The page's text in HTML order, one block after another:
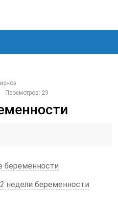
Просмотров: 29
беременности
недели беременности